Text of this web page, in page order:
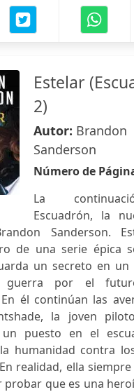
Estelar
2)
Autor: Brandon
Sanderson
Número de
La
Escuadrón, la
Sanderson.
de una serie épica
un secreto en un
guerra por el
él continúan las
la joven
un puesto en el
humanidad contra
realidad, ella
que es una